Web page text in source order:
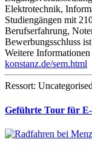
Elektrotechnik,
Studiengängen mit
Berufserfahrung,
Bewerbungsschluss
Weitere
konstanz.de/sem.html
Ressort:
Geführte Tour für